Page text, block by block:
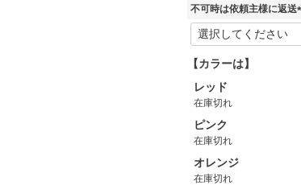
)
不可時は依頼主様に返送
(
【カラーは】
レッド
在庫切れ
ピンク
在庫切れ
オレンジ
在庫切れ